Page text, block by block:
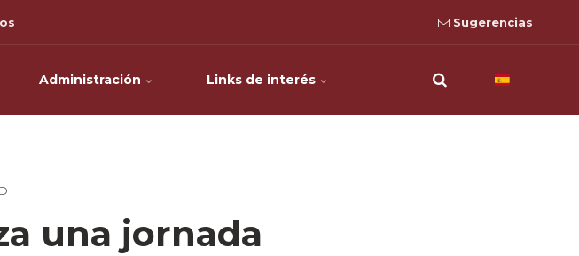
Sugerencias
Administración Links de interés
una jornada